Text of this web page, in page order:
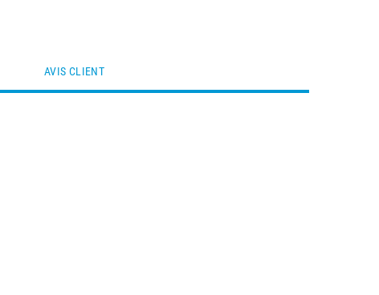
AVIS CLIENT